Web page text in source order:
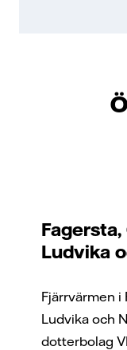
Ludvika
Fjärrvärmen i
Ludvika och
dotterbolag